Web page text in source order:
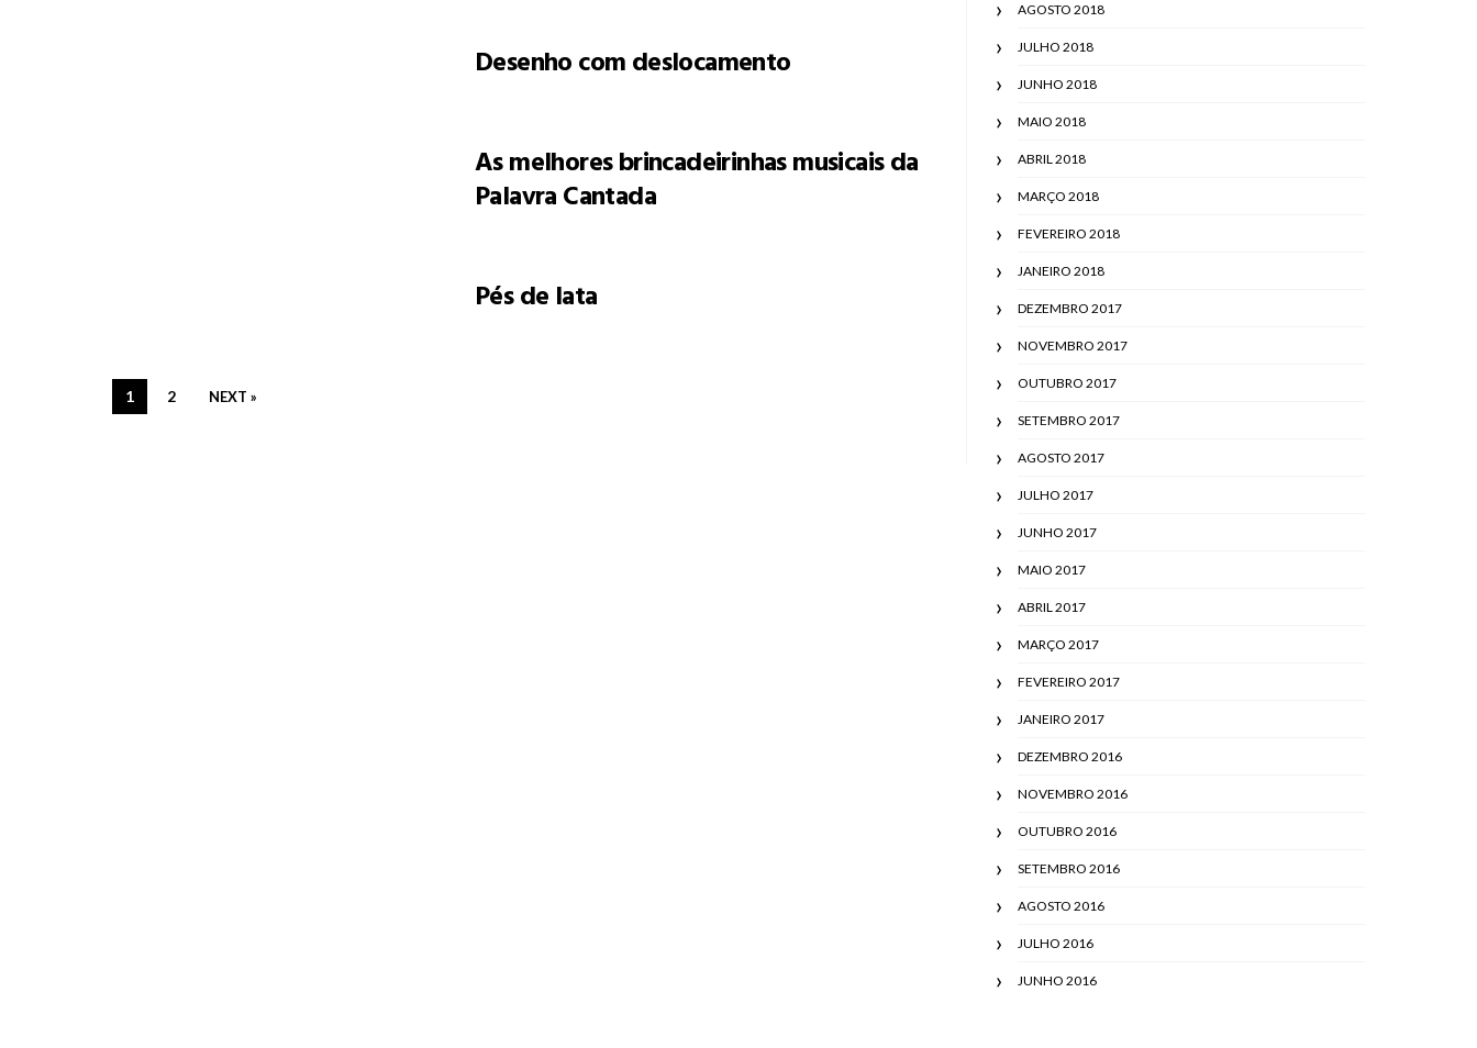
Desenho com deslocamento
As melhores brincadeirinhas musicais da
Palavra Cantada
Pés de lata
1 2 NEXT »
AGOSTO 2018
JULHO 2018
JUNHO 2018
MAIO 2018
ABRIL 2018
MARÇO 2018
FEVEREIRO 2018
JANEIRO 2018
DEZEMBRO 2017
NOVEMBRO 2017
OUTUBRO 2017
SETEMBRO 2017
AGOSTO 2017
JULHO 2017
JUNHO 2017
MAIO 2017
ABRIL 2017
MARÇO 2017
FEVEREIRO 2017
JANEIRO 2017
DEZEMBRO 2016
NOVEMBRO 2016
OUTUBRO 2016
SETEMBRO 2016
AGOSTO 2016
JULHO 2016
JUNHO 2016